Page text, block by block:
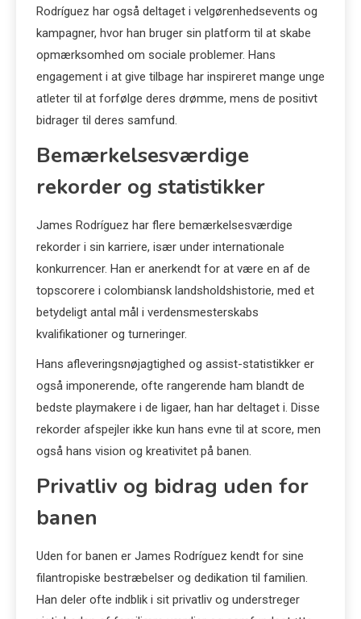
Rodríguez har også deltaget i velgørenhedsevents og
kampagner, hvor han bruger sin platform til at skabe
opmærksomhed om sociale problemer. Hans
engagement i at give tilbage har inspireret mange unge
atleter til at forfølge deres drømme, mens de positivt
bidrager til deres samfund.
Bemærkelsesværdige
rekorder og statistikker
James Rodríguez har flere bemærkelsesværdige
rekorder i sin karriere, især under internationale
konkurrencer. Han er anerkendt for at være en af de
topscorere i colombiansk landsholdshistorie, med et
betydeligt antal mål i verdensmesterskabs
kvalifikationer og turneringer.
Hans afleveringsnøjagtighed og assist-statistikker er
også imponerende, ofte rangerende ham blandt de
bedste playmakere i de ligaer, han har deltaget i. Disse
rekorder afspejler ikke kun hans evne til at score, men
også hans vision og kreativitet på banen.
Privatliv og bidrag uden for
banen
Uden for banen er James Rodríguez kendt for sine
filantropiske bestræbelser og dedikation til familien.
Han deler ofte indblik i sit privatliv og understreger